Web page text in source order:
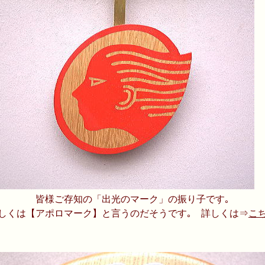
皆様ご存知の「出光のマーク」の振り子です｡
くは【アポロマーク】と言うのだそうです｡ 詳しくは⇒こ